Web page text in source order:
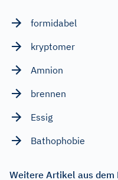
formidabel
kryptomer
Amnion
brennen
Essig
Bathophobie
Weitere Artikel aus dem